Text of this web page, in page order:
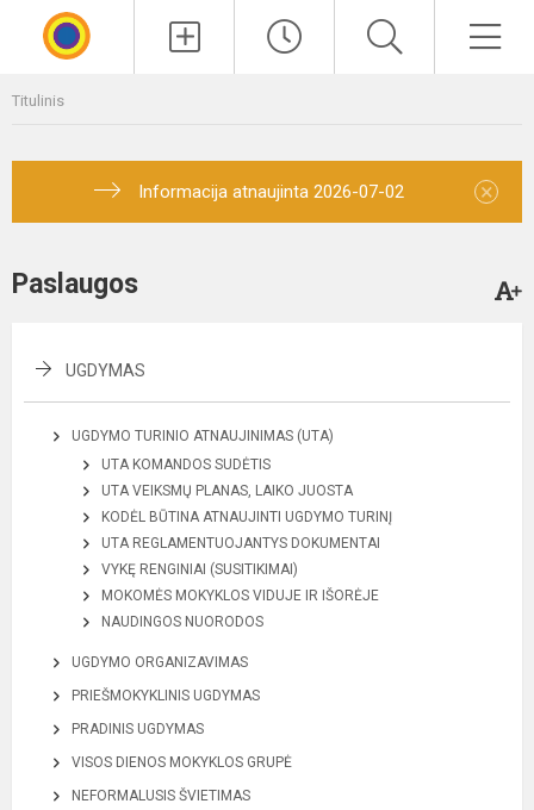
Titulinis
Informacija atnaujinta 2026-07-02 ×
Paslaugos
UGDYMAS
UGDYMO TURINIO ATNAUJINIMAS (UTA)
UTA KOMANDOS SUDĖTIS
UTA VEIKSMŲ PLANAS, LAIKO JUOSTA
KODĖL BŪTINA ATNAUJINTI UGDYMO TURINĮ
UTA REGLAMENTUOJANTYS DOKUMENTAI
VYKĘ RENGINIAI (SUSITIKIMAI)
MOKOMĖS MOKYKLOS VIDUJE IR IŠORĖJE
NAUDINGOS NUORODOS
UGDYMO ORGANIZAVIMAS
PRIEŠMOKYKLINIS UGDYMAS
PRADINIS UGDYMAS
VISOS DIENOS MOKYKLOS GRUPĖ
NEFORMALUSIS ŠVIETIMAS